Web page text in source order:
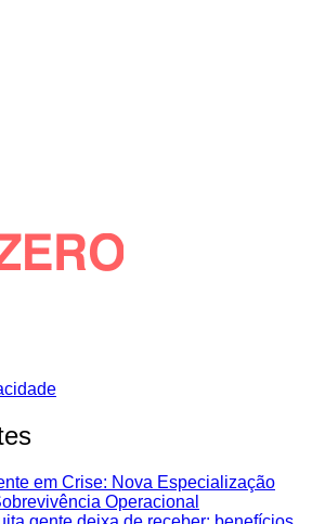
em Crise: Nova Especialização
Operacional